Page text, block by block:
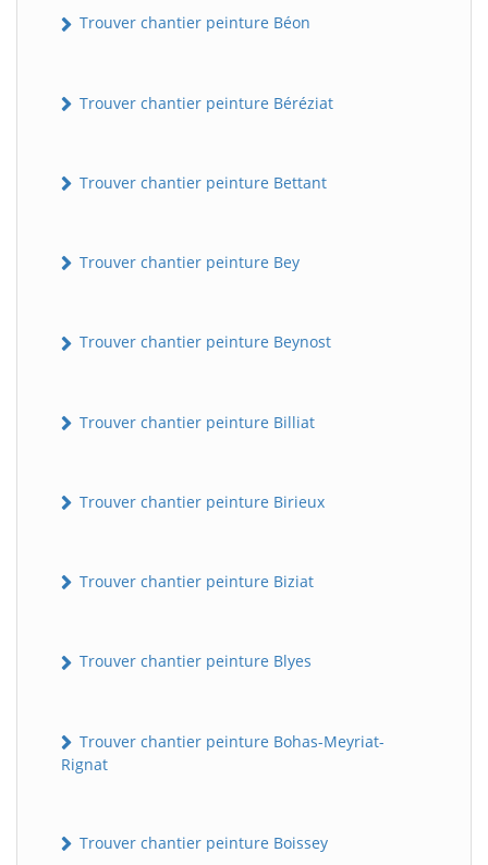
Trouver chantier peinture Béon
Trouver chantier peinture Béréziat
Trouver chantier peinture Bettant
Trouver chantier peinture Bey
Trouver chantier peinture Beynost
Trouver chantier peinture Billiat
Trouver chantier peinture Birieux
Trouver chantier peinture Biziat
Trouver chantier peinture Blyes
Trouver chantier peinture Bohas-Meyriat-
Rignat
Trouver chantier peinture Boissey